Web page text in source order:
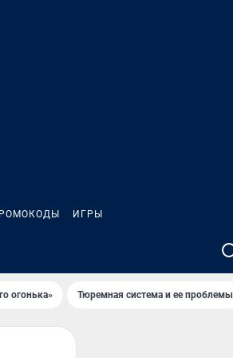
ИГРЫ
огонька» Тюремная система и ее проблемы